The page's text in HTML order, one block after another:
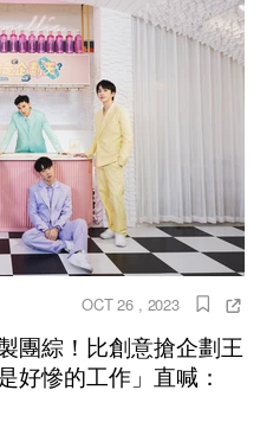
OCT 26 , 2023
團綜！比創意搶企劃王
好慘的工作」直喊：